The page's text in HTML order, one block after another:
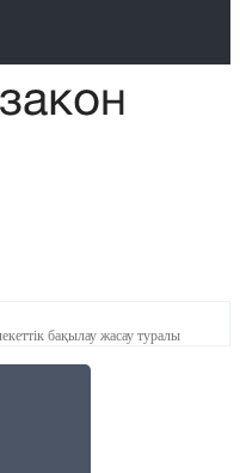
бақылау жасау туралы